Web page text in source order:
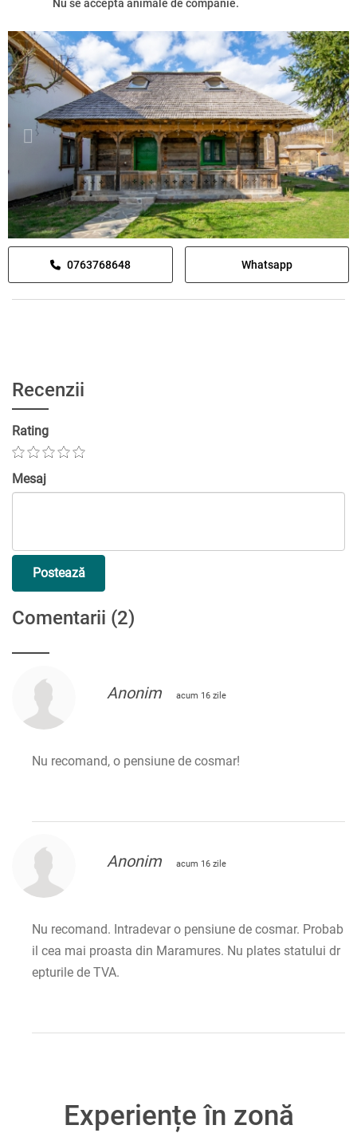
Nu se acceptă animale de companie.
0763768648 Whatsapp
Recenzii
Rating
Mesaj
Postează
Comentarii (2)
Anonim acum 16 zile
Nu recomand, o pensiune de cosmar!
Anonim acum 16 zile
Nu recomand. Intradevar o pensiune de cosmar. Probab
il cea mai proasta din Maramures. Nu plates statului dr
epturile de TVA.
Experiențe în zonă